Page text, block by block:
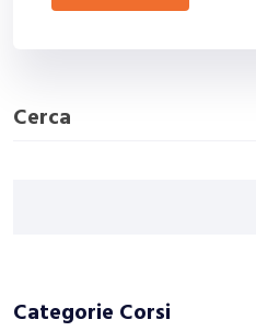
Cerca
Categorie Corsi